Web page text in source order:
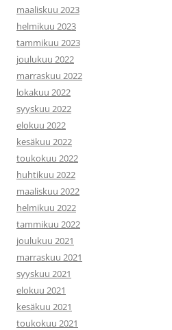
maaliskuu 2023
helmikuu 2023
tammikuu 2023
joulukuu 2022
marraskuu 2022
lokakuu 2022
syyskuu 2022
elokuu 2022
kesäkuu 2022
toukokuu 2022
huhtikuu 2022
maaliskuu 2022
helmikuu 2022
tammikuu 2022
joulukuu 2021
marraskuu 2021
syyskuu 2021
elokuu 2021
kesäkuu 2021
toukokuu 2021